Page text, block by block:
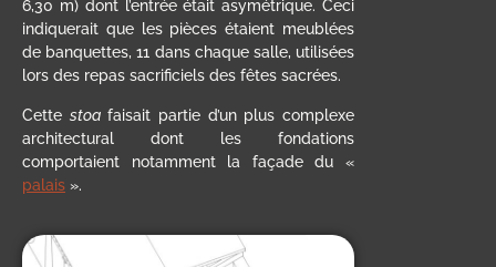
6,30 m) dont l’entrée était asymétrique. Ceci
indiquerait que les pièces étaient meublées
de banquettes, 11 dans chaque salle, utilisées
lors des repas sacrificiels des fêtes sacrées.
Cette stoafaisait partie d’un plus complexe
architectural dont les fondations
comportaient notamment la façade du «
palais ».